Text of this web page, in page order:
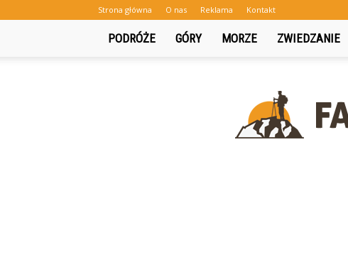
Strona główna O nas Reklama Kontakt
PODRÓŻE GÓRY MORZE ZWIEDZANIE